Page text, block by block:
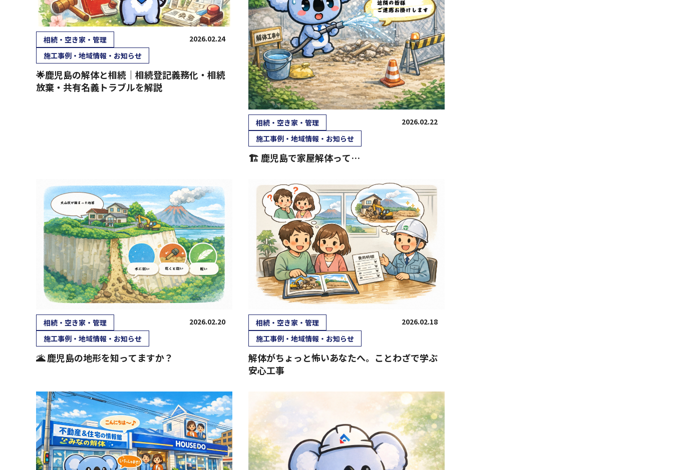
相続・空き家・管理
施工事例・地域情報・お知らせ
2026.02.24
🌟鹿児島の解体と相続｜相続登記義務化・相続
放棄・共有名義トラブルを解説
相続・空き家・管理
施工事例・地域情報・お知らせ
2026.02.22
🏗 鹿児島で家屋解体って…
相続・空き家・管理
施工事例・地域情報・お知らせ
2026.02.20
🌋 鹿児島の地形を知ってますか？
相続・空き家・管理
施工事例・地域情報・お知らせ
2026.02.18
解体がちょっと怖いあなたへ。ことわざで学ぶ
安心工事